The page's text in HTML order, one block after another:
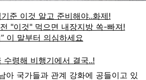
아 국가들과 관계 강화에 공들이고 있